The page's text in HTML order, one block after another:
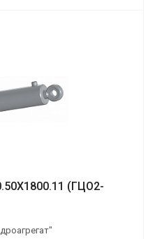
(ГЦО2-